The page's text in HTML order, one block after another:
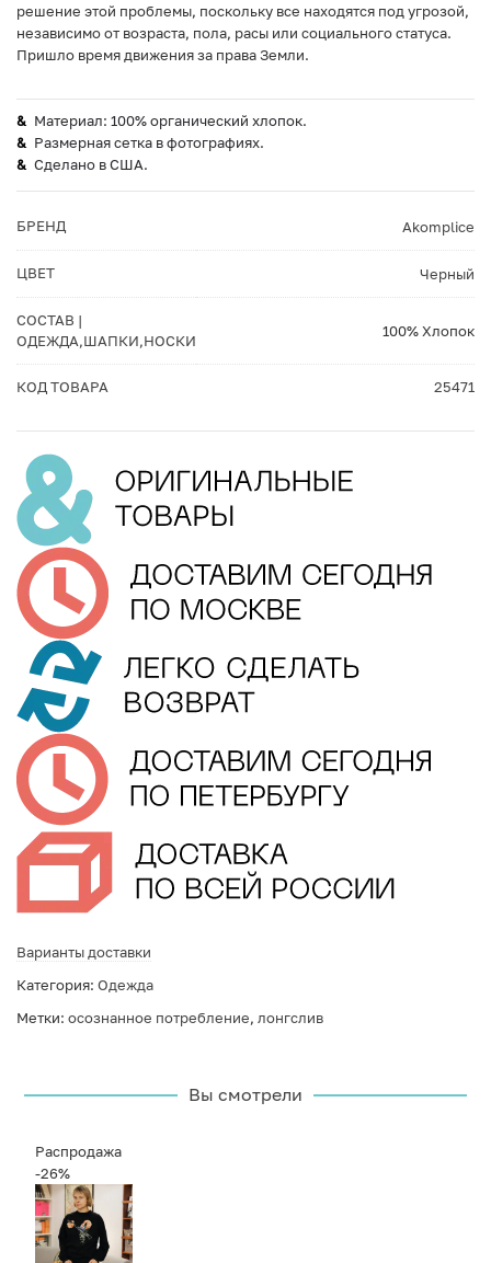
решение этой проблемы, поскольку все находятся под угрозой,
независимо от возраста, пола, расы или социального статуса.
Пришло время движения за права Земли.
Материал: 100% органический хлопок.
Размерная сетка в фотографиях.
Сделано в США.
БРЕНД Akomplice
ЦВЕТ Черный
СОСТАВ |
ОДЕЖДА,ШАПКИ,НОСКИ
100% Хлопок
КОД ТОВАРА 25471
Варианты доставки
Категория: Одежда
Метки: осознанное потребление, лонгслив
Вы смотрели
Распродажа
-26%